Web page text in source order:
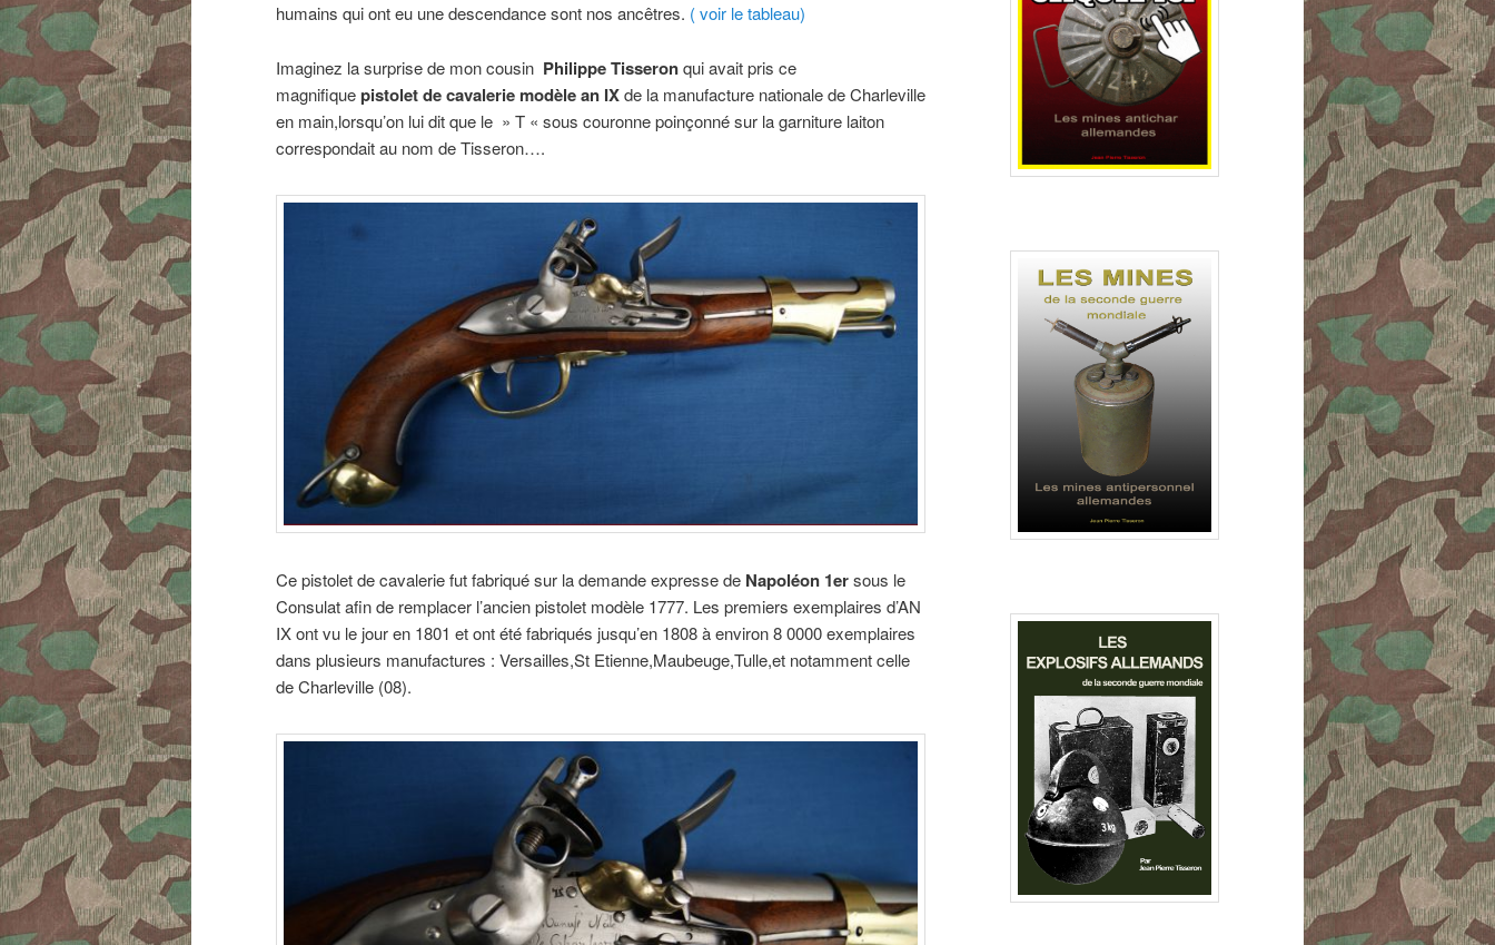
humains qui ont eu une descendance sont nos ancêtres. ( voir le tableau)
Imaginez la surprise de mon cousin Philippe Tisseronqui avait pris ce
magnifiquepistolet de cavalerie modèle an IXde la manufacture nationale de Charleville
en main,lorsqu’on lui dit que le » T « sous couronne poinçonné sur la garniture laiton
correspondait au nom de Tisseron….
Ce pistolet de cavalerie fut fabriqué sur la demande expresse de Napoléon 1ersous le
Consulat afin de remplacer l’ancien pistolet modèle 1777. Les premiers exemplaires d’AN
IX ont vu le jour en 1801 et ont été fabriqués jusqu’en 1808 à environ 8 0000 exemplaires
dans plusieurs manufactures : Versailles,St Etienne,Maubeuge,Tulle,et notamment celle
de Charleville (08).